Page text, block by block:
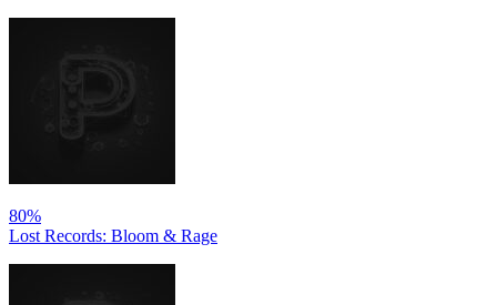
80%
Lost Records: Bloom & Rage